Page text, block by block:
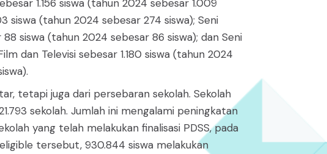
1.156 siswa (tahun 2024 sebesar 1.009
siswa (tahun 2024 sebesar 274 siswa); Seni
siswa (tahun 2024 sebesar 86 siswa); dan Seni
dan Televisi sebesar 1.180 siswa (tahun 2024
tetapi juga dari persebaran sekolah. Sekolah
sekolah. Jumlah ini mengalami peningkatan
yang telah melakukan finalisasi PDSS, pada
tersebut, 930.844 siswa melakukan